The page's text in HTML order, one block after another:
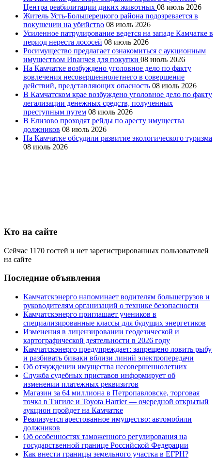
Центра реабилитации диких животных 08 июль 2026
Житель Усть-Большерецкого района подозревается в
покушении на убийство 08 июль 2026
Усиленное патрулирование ведется на западе Камчатке в
период нереста лососей 08 июль 2026
Росимущество предлагает ознакомиться с аукционным
имуществом Иванчея для покупки 08 июль 2026
На Камчатке возбуждено уголовное дело по факту
вовлечения несовершеннолетнего в совершение
действий, представляющих опасность 08 июль 2026
В Камчатском крае возбуждено уголовное дело по факту
легализации денежных средств, полученных
преступным путем 08 июль 2026
В Елизово проходят рейды по аресту имущества
должников 08 июль 2026
На Камчатке обсудили развитие экологического туризма
08 июль 2026
Кто на сайте
Сейчас 1170 гостей и нет зарегистрированных пользователей
на сайте
Последние объявления
Камчатскэнерго напоминает водителям большегрузов и
руководителям организаций о технике безопасности
Камчатскэнерго приглашает учеников в
специализированные классы для будущих энергетиков
Изменения в лицензировании геодезической и
картографической деятельности в 2026 году
Камчатскэнерго предупреждает: запрещено ловить рыбу
и разбивать биваки вблизи линий электропередачи
Об отчуждении имущества несовершеннолетних
Служба судебных приставов информирует об
изменении платежных реквизитов
Магазин за 64 миллиона в Петропавловске, торговая
точка в Тигиле и Toyota Harrier — очередной открытый
аукцион пройдет на Камчатке
Реализуется арестованное имущество: автомобили
должников
Об особенностях таможенного регулирования на
государственной границе Российской Федерации
Как внести границы земельного участка в ЕГРН?